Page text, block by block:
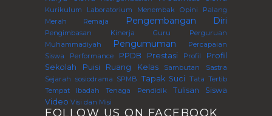
Kurikulum Laboratorium Menembak Opini
Palang
Merah Remaja
Pengembangan Diri
Pengimbasan Kinerja Guru Perguruan
Muhammadiyah
Pengumuman
Percapaian
Siswa
Performance PPDB Prestasi Profil
Profil
Sekolah
Puisi Ruang Kelas Sambutan
Sastra
Sejarah sosiodrama SPMB Tapak Suci Tata Tertib
Tempat Ibadah
Tenaga Pendidik
Tulisan Siswa
Video Visi dan Misi
FOLLOW US ON FACEBOOK